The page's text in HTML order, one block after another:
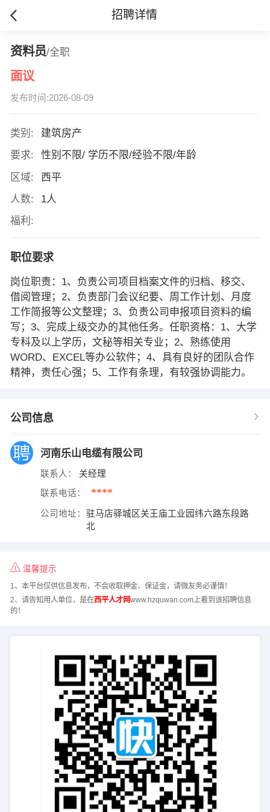
招聘详情
资料员/全职
面议
发布时间:2026-08-09
类别:
建筑房产
要求:
性别不限/ 学历不限/经验不限/年龄
区域:
西平
人数:
1人
福利:
职位要求
岗位职责：1、负责公司项目档案文件的归档、移交、
借阅管理；2、负责部门会议纪要、周工作计划、月度
工作简报等公文整理；3、负责公司申报项目资料的编
写；3、完成上级交办的其他任务。任职资格：1、大学
专科及以上学历，文秘等相关专业；2、熟练使用
WORD、EXCEL等办公软件；4、具有良好的团队合作
精神，责任心强；5、工作有条理，有较强协调能力。
公司信息
河南乐山电缆有限公司
联系人： 关经理
联系电话： ****
公司地址：
驻马店驿城区关王庙工业园纬六路东段路
北
温馨提示
1、本平台仅供信息发布，不会收取押金、保证金，请微友务必谨慎！
2、请告知用人单位，是在西平人才网www.hzquwan.com上看到该招聘信息
的！